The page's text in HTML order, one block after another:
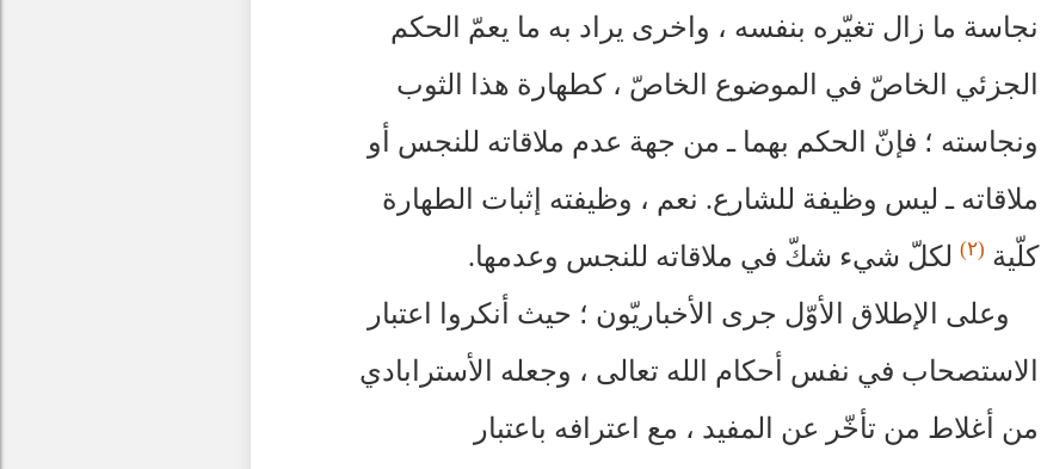
نجاسة ما زال تغيّره بنفسه ، واخرى يراد به ما يعمّ الحكم
الجزئي الخاصّ في الموضوع الخاصّ ، كطهارة هذا الثوب
ونجاسته ؛ فإنّ الحكم بهما ـ من جهة عدم ملاقاته للنجس أو
ملاقاته ـ ليس وظيفة للشارع. نعم ، وظيفته إثبات الطهارة
كلّية (٢) لكلّ شيء شكّ في ملاقاته للنجس وعدمها.
وعلى الإطلاق الأوّل جرى الأخباريّون ؛ حيث أنكروا اعتبار
الاستصحاب في نفس أحكام الله تعالى ، وجعله الأسترابادي
من أغلاط من تأخّر عن المفيد ، مع اعترافه باعتبار